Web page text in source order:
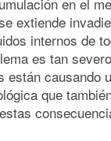
extiende
internos de
es tan
están causando
que